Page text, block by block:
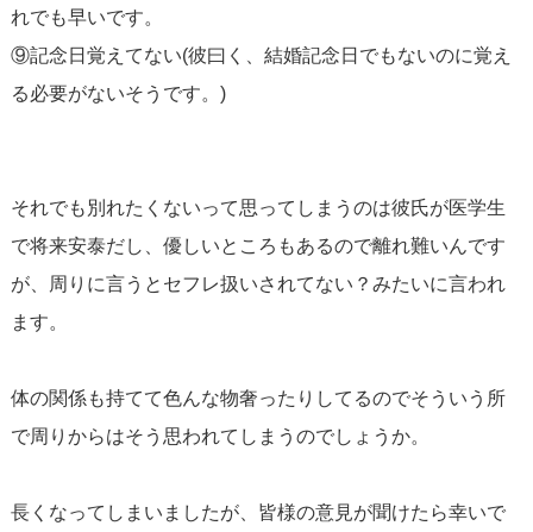
れでも早いです。
⑨記念日覚えてない(彼曰く、結婚記念日でもないのに覚え
る必要がないそうです。)
それでも別れたくないって思ってしまうのは彼氏が医学生
で将来安泰だし、優しいところもあるので離れ難いんです
が、周りに言うとセフレ扱いされてない？みたいに言われ
ます。
体の関係も持てて色んな物奢ったりしてるのでそういう所
で周りからはそう思われてしまうのでしょうか。
長くなってしまいましたが、皆様の意見が聞けたら幸いで